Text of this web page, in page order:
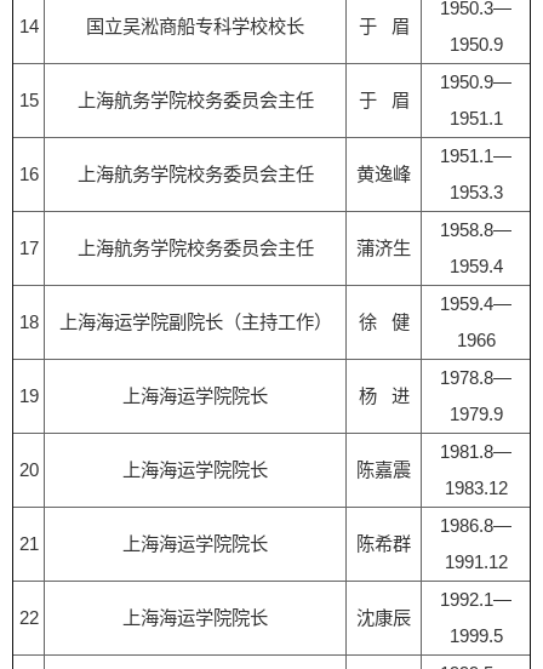
14 国立吴淞商船专科学校校长 于 眉
1950.3—
1950.9
15 上海航务学院校务委员会主任 于 眉
1950.9—
1951.1
16 上海航务学院校务委员会主任 黄逸峰
1951.1—
1953.3
17 上海航务学院校务委员会主任 蒲济生
1958.8—
1959.4
18 上海海运学院副院长（主持工作） 徐 健
1959.4—
1966
19 上海海运学院院长 杨 进
1978.8—
1979.9
20 上海海运学院院长 陈嘉震
1981.8—
1983.12
21 上海海运学院院长 陈希群
1986.8—
1991.12
22 上海海运学院院长 沈康辰
1992.1—
1999.5